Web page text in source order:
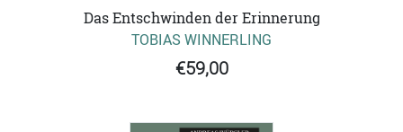
Das Entschwinden der Erinnerung
TOBIAS WINNERLING
€59,00